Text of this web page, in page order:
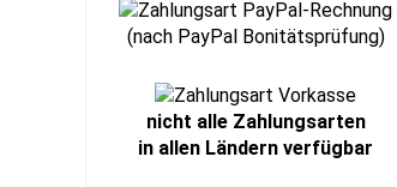
(nach PayPal Bonitätsprüfung)
nicht alle Zahlungsarten
in allen Ländern verfügbar